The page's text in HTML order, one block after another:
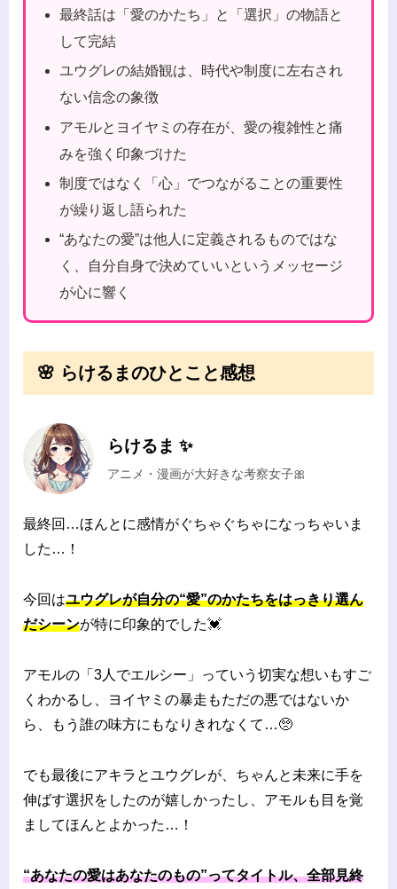
最終話は「愛のかたち」と「選択」の物語と
して完結
ユウグレの結婚観は、時代や制度に左右され
ない信念の象徴
アモルとヨイヤミの存在が、愛の複雑性と痛
みを強く印象づけた
制度ではなく「心」でつながることの重要性
が繰り返し語られた
“あなたの愛”は他人に定義されるものではな
く、自分自身で決めていいというメッセージ
が心に響く
🌸 らけるまのひとこと感想
らけるま ✨
アニメ・漫画が大好きな考察女子🎀
最終回…ほんとに感情がぐちゃぐちゃになっちゃいま
した…！
今回はユウグレが自分の“愛”のかたちをはっきり選ん
だシーンが特に印象的でした💓
アモルの「3人でエルシー」っていう切実な想いもすご
くわかるし、ヨイヤミの暴走もただの悪ではないか
ら、もう誰の味方にもなりきれなくて…🥺
でも最後にアキラとユウグレが、ちゃんと未来に手を
伸ばす選択をしたのが嬉しかったし、アモルも目を覚
ましてほんとよかった…！
“あなたの愛はあなたのもの”ってタイトル、全部見終